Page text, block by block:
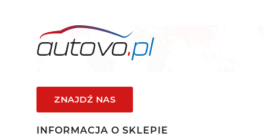
ZNAJDŹ NAS
INFORMACJA O SKLEPIE